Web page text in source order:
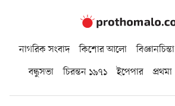
নাগরিক সংবাদ কিশোর আলো বিজ্ঞানচিন্তা
বন্ধুসভা
চিরন্তন ১৯৭১ ইপেপার প্রথমা